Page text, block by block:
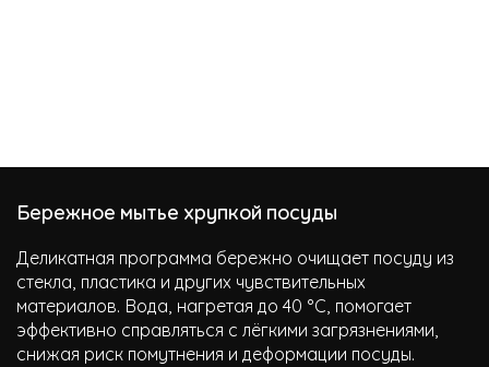
Бережное мытье хрупкой посуды
Деликатная программа бережно очищает посуду из
стекла, пластика и других чувствительных
материалов. Вода, нагретая до 40 °C, помогает
эффективно справляться с лёгкими загрязнениями,
снижая риск помутнения и деформации посуды.